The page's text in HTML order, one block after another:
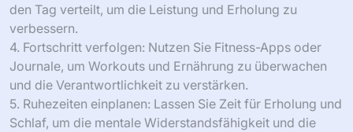
den Tag verteilt, um die Leistung und Erholung zu
verbessern.
4. Fortschritt verfolgen: Nutzen Sie Fitness-Apps oder
Journale, um Workouts und Ernährung zu überwachen
und die Verantwortlichkeit zu verstärken.
5. Ruhezeiten einplanen: Lassen Sie Zeit für Erholung und
Schlaf, um die mentale Widerstandsfähigkeit und die